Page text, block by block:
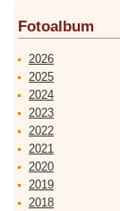
Fotoalbum
2026
2025
2024
2023
2022
2021
2020
2019
2018